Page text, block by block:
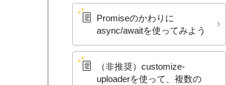
Promiseの​かわりに​
async/awaitを​使ってみよう
（非推奨）​customize-
uploaderを​使って、​複数の​